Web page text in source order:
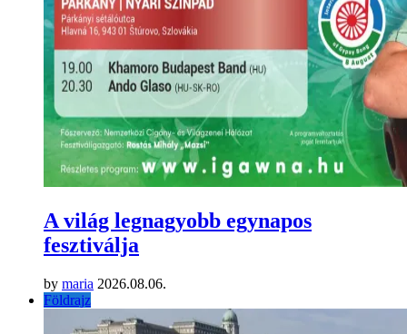
A világ legnagyobb egynapos
fesztiválja
by maria 2026.08.06.
Földrajz